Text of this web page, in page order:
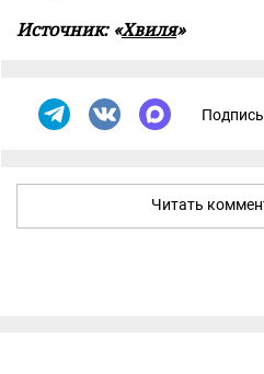
Источник: «Хвиля»
Читать